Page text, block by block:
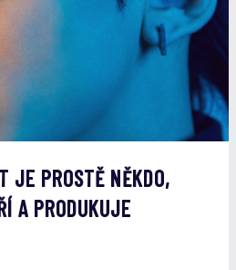
JE PROSTĚ NĚKDO,
A PRODUKUJE